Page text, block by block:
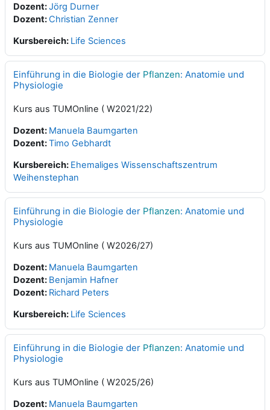
Dozent:Jörg Durner
Dozent:Christian Zenner
Kursbereich: Life Sciences
Einführung in die Biologie der Pflanzen: Anatomie und
Physiologie
Kurs aus TUMOnline ( W2021/22)
Dozent: Manuela Baumgarten
Dozent:Timo Gebhardt
Kursbereich: Ehemaliges Wissenschaftszentrum
Weihenstephan
Einführung in die Biologie der Pflanzen: Anatomie und
Physiologie
Kurs aus TUMOnline ( W2026/27)
Dozent: Manuela Baumgarten
Dozent: Benjamin Hafner
Dozent: Richard Peters
Kursbereich: Life Sciences
Einführung in die Biologie der Pflanzen: Anatomie und
Physiologie
Kurs aus TUMOnline ( W2025/26)
Dozent: Manuela Baumgarten